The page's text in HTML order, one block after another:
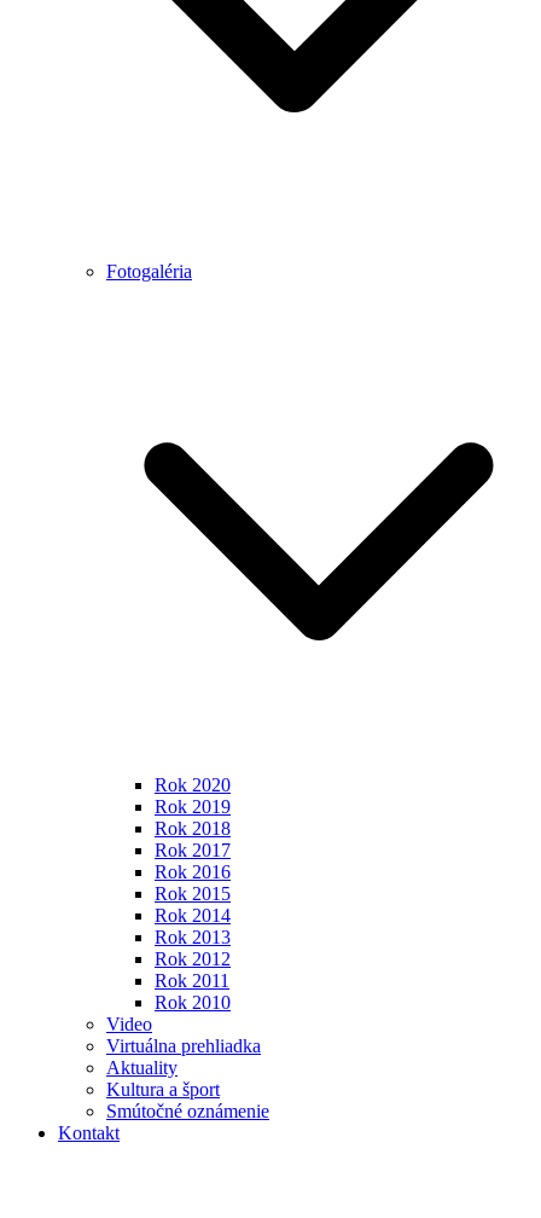
Fotogaléria
Rok 2020
Rok 2019
Rok 2018
Rok 2017
Rok 2016
Rok 2015
Rok 2014
Rok 2013
Rok 2012
Rok 2011
Rok 2010
Video
Virtuálna prehliadka
Aktuality
Kultura a šport
Smútočné oznámenie
Kontakt